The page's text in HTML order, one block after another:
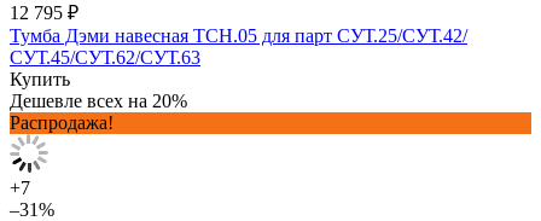
12 795 ₽
Тумба Дэми навесная ТСН.05 для парт СУТ.25/СУТ.42/
СУТ.45/СУТ.62/СУТ.63
Купить
Дешевле всех на 20%
Распродажа!
+7
–31%